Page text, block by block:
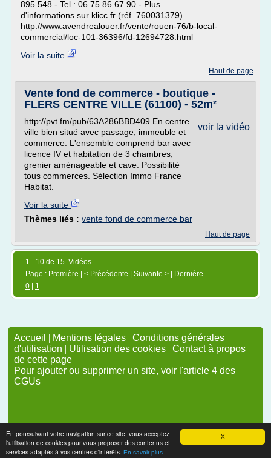
X
En poursuivant votre navigation sur ce site, vous acceptez
l'utilisation de cookies pour vous proposer des contenus et
services adaptés à vos centres d'intérêts. En savoir plus
895 548 - Tel : 06 75 86 67 90 - Plus
d'informations sur klicc.fr (réf. 760031379)
http://www.avendrealouer.fr/vente/rouen-76/b-local-
commercial/loc-101-36396/fd-12694728.html
Voir la suite
Haut de page
Vente fond de commerce - boutique -
FLERS CENTRE VILLE (61100) - 52m²
voir la vidéo
http://pvt.fm/pub/63A286BBD409 En centre
ville bien situé avec passage, immeuble et
commerce. L'ensemble comprend bar avec
licence IV et habitation de 3 chambres,
grenier aménageable et cave. Possibilité
tous commerces. Sélection Immo France
Habitat.
Voir la suite
Thèmes liés : vente fond de commerce bar
Haut de page
1 - 10 de 15 Vidéos
Page : Première | < Précédente | Suivante > |
Dernière
0
1
Accueil | Mentions légales | Conditions générales
d'utilisation | Utilisation des cookies | Contact à propos
de cette page
Pour ajouter ou supprimer un site, voir l'article 4 des
CGUs